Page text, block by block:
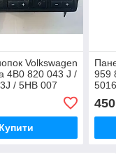
Volkswagen
4B0 820 043 J /
/ 5HB 007
Купити
959
450